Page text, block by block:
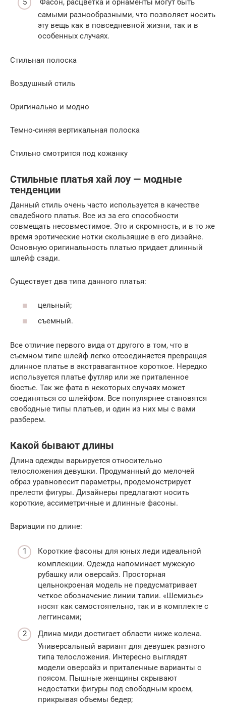
Фасон, расцветка и орнаменты могут быть
самыми разнообразными, что позволяет носить
эту вещь как в повседневной жизни, так и в
особенных случаях.
Стильная полоска
Воздушный стиль
Оригинально и модно
Темно-синяя вертикальная полоска
Стильно смотрится под кожанку
Стильные платья хай лоу — модные
тенденции
Данный стиль очень часто используется в качестве
свадебного платья. Все из за его способности
совмещать несовместимое. Это и скромность, и в то же
время эротические нотки скользящие в его дизайне.
Основную оригинальность платью придает длинный
шлейф сзади.
Существует два типа данного платья:
цельный;
съемный.
Все отличие первого вида от другого в том, что в
съемном типе шлейф легко отсоединяется превращая
длинное платье в экстравагантное короткое. Нередко
используется платье футляр или же приталенное
бюстье. Так же фата в некоторых случаях может
соединяться со шлейфом. Все популярнее становятся
свободные типы платьев, и один из них мы с вами
разберем.
Какой бывают длины
Длина одежды варьируется относительно
телосложения девушки. Продуманный до мелочей
образ уравновесит параметры, продемонстрирует
прелести фигуры. Дизайнеры предлагают носить
короткие, ассиметричные и длинные фасоны.
Вариации по длине:
Короткие фасоны для юных леди идеальной
комплекции. Одежда напоминает мужскую
рубашку или оверсайз. Просторная
цельнокроеная модель не предусматривает
четкое обозначение линии талии. «Шемизье»
носят как самостоятельно, так и в комплекте с
леггинсами;
Длина миди достигает области ниже колена.
Универсальный вариант для девушек разного
типа телосложения. Интересно выглядят
модели оверсайз и приталенные варианты с
поясом. Пышные женщины скрывают
недостатки фигуры под свободным кроем,
прикрывая объемы бедер;